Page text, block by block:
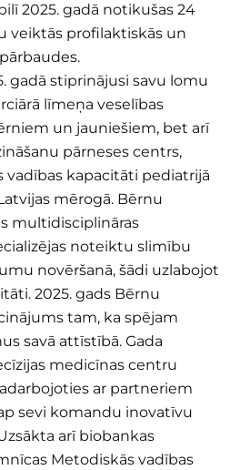
2025. gadā notikušas 24
veiktās profilaktiskās un
gadā stiprinājusi savu lomu
līmeņa veselības
un jauniešiem, bet arī
pārneses centrs,
vadības kapacitāti pediatrijā
mērogā. Bērnu
multidisciplināras
noteiktu slimību
novēršanā, šādi uzlabojot
2025. gads Bērnu
tam, ka spējam
savā attīstībā. Gada
medicīnas centru
ar partneriem
sevi komandu inovatīvu
arī biobankas
Metodiskās vadības